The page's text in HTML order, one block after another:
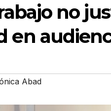
no
en
Abad